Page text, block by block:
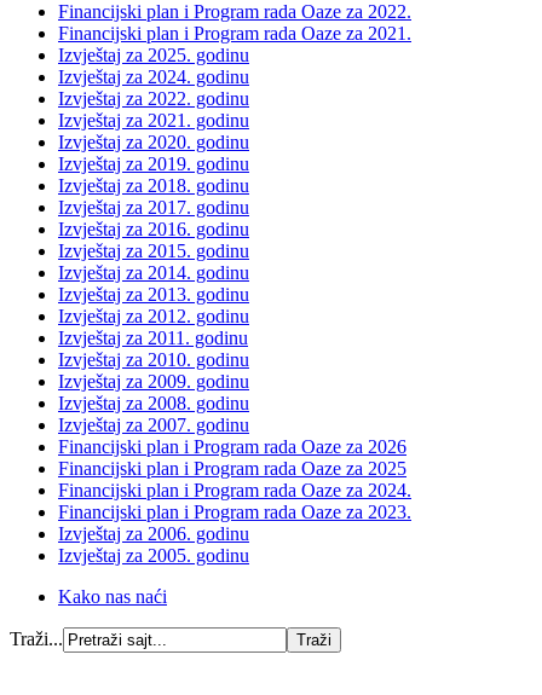
Financijski plan i Program rada Oaze za 2022.
Financijski plan i Program rada Oaze za 2021.
Izvještaj za 2025. godinu
Izvještaj za 2024. godinu
Izvještaj za 2022. godinu
Izvještaj za 2021. godinu
Izvještaj za 2020. godinu
Izvještaj za 2019. godinu
Izvještaj za 2018. godinu
Izvještaj za 2017. godinu
Izvještaj za 2016. godinu
Izvještaj za 2015. godinu
Izvještaj za 2014. godinu
Izvještaj za 2013. godinu
Izvještaj za 2012. godinu
Izvještaj za 2011. godinu
Izvještaj za 2010. godinu
Izvještaj za 2009. godinu
Izvještaj za 2008. godinu
Izvještaj za 2007. godinu
Financijski plan i Program rada Oaze za 2026
Financijski plan i Program rada Oaze za 2025
Financijski plan i Program rada Oaze za 2024.
Financijski plan i Program rada Oaze za 2023.
Izvještaj za 2006. godinu
Izvještaj za 2005. godinu
Kako nas naći
Traži...